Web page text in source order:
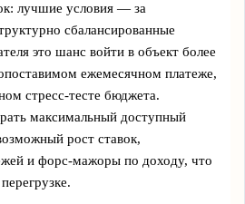
лучшие условия — за
сбалансированные
это шанс войти в объект более
ежемесячном платеже,
стресс‑тесте бюджета.
максимальный доступный
рост ставок,
и форс-мажоры по доходу, что